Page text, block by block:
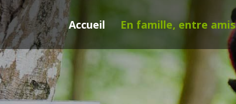
Accueil En famille, entre amis